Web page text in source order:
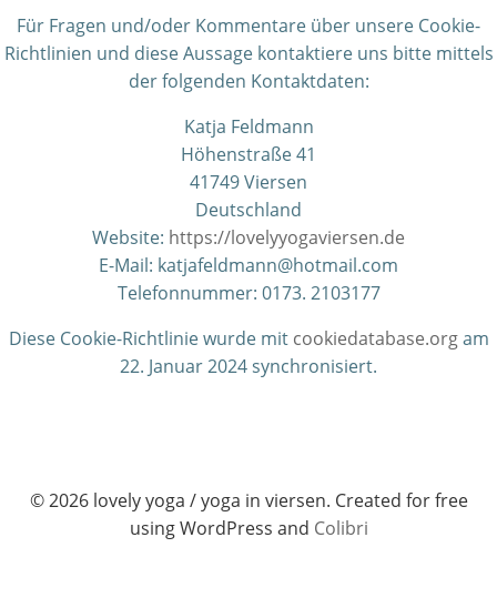
Für Fragen und/oder Kommentare über unsere Cookie-
Richtlinien und diese Aussage kontaktiere uns bitte mittels
der folgenden Kontaktdaten:
Katja Feldmann
Höhenstraße 41
41749 Viersen
Deutschland
Website: https://lovelyyogaviersen.de
E-Mail: katjafeldmann@hotmail.com
Telefonnummer: 0173. 2103177
Diese Cookie-Richtlinie wurde mit cookiedatabase.orgam
22. Januar 2024 synchronisiert.
© 2026 lovely yoga / yoga in viersen. Created for free
using WordPress and Colibri